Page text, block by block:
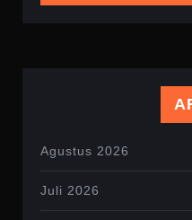
Agustus 2026
Juli 2026